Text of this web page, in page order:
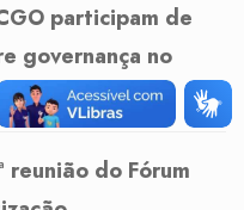
participam de
governança no
reunião do Fórum